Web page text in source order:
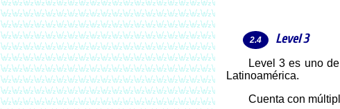
Level 3
Level 3 es uno de los Carrier ISP más grandes a nivel mundial, siendo responsable de proveer conectividad Internet a los ISP en
Latinoamérica.
Cuenta con